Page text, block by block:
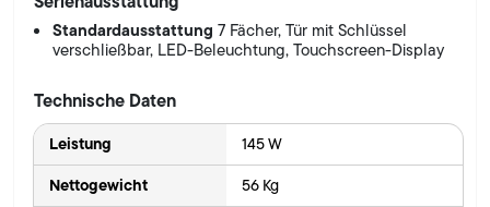
Standardausstattung7 Fächer, Tür mit Schlüssel
verschließbar, LED-Beleuchtung, Touchscreen-Display
Technische Daten
Leistung 145 W
Nettogewicht 56 Kg